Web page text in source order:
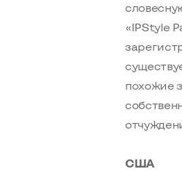
«IPStyle
похожие
США